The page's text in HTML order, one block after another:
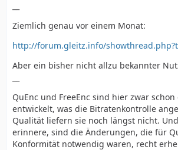
Ziemlich genau vor einem Monat:
http://forum.gleitz.info/
Aber ein bisher nicht allzu bekannter
QuEnc und FreeEnc sind hier zwar
entwickelt, was die Bitratenkontrolle
Qualität liefern sie noch längst nicht.
erinnere, sind die Änderungen, die für
Konformität notwendig waren, recht